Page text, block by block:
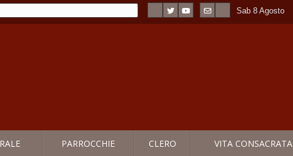
Sab 8 Agosto
PARROCCHIE CLERO VITA CONSACRATA